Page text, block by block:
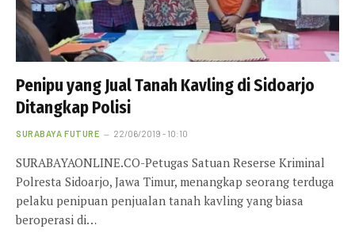
Penipu yang Jual Tanah Kavling di Sidoarjo
Ditangkap Polisi
SURABAYA FUTURE 22/06/2019 - 10:10
SURABAYAONLINE.CO-Petugas Satuan Reserse Kriminal
Polresta Sidoarjo, Jawa Timur, menangkap seorang terduga
pelaku penipuan penjualan tanah kavling yang biasa
beroperasi di…